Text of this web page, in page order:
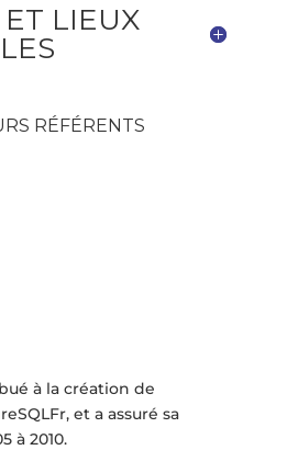
LIEUX
RÉFÉRENTS
à la création de
et a assuré sa
à 2010.